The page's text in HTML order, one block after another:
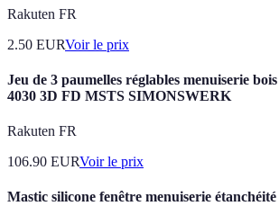
Rakuten FR
2.50 EURVoir le prix
Jeu de 3 paumelles réglables menuiserie
4030 3D FD MSTS SIMONSWERK
Rakuten FR
106.90 EURVoir le prix
Mastic silicone fenêtre menuiserie